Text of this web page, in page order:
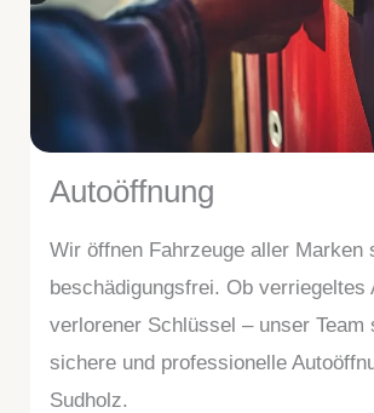
Autoöffnung
Wir öffnen Fahrzeuge aller Marken
beschädigungsfrei. Ob verriegeltes
verlorener Schlüssel – unser Team
sichere und professionelle
Sudholz.